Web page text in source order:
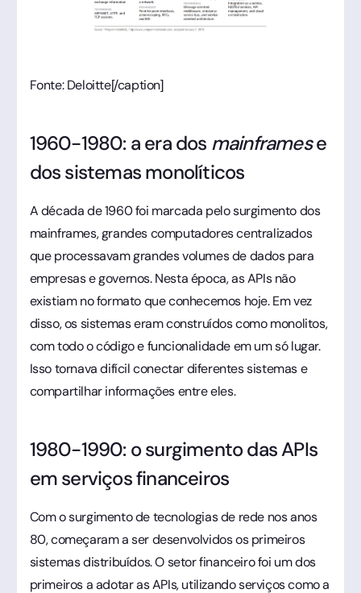
Fonte: Deloitte[/caption]
1960-1980: a era dos mainframese
dos sistemas monolíticos
A década de 1960 foi marcada pelo surgimento dos
mainframes, grandes computadores centralizados
que processavam grandes volumes de dados para
empresas e governos. Nesta época, as APIs não
existiam no formato que conhecemos hoje. Em vez
disso, os sistemas eram construídos como monolitos,
com todo o código e funcionalidade em um só lugar.
Isso tornava difícil conectar diferentes sistemas e
compartilhar informações entre eles.
1980-1990: o surgimento das APIs
em serviços financeiros
Com o surgimento de tecnologias de rede nos anos
80, começaram a ser desenvolvidos os primeiros
sistemas distribuídos. O setor financeiro foi um dos
primeiros a adotar as APIs, utilizando serviços como a